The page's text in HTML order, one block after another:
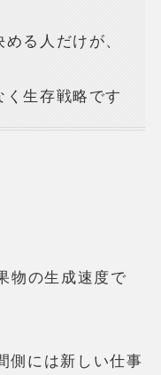
る人だけが、
く生存戦略です
物の生成速度で
側には新しい仕事